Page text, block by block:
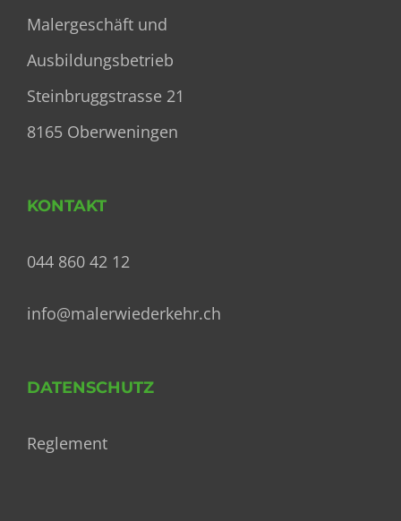
Malergeschäft und
Ausbildungsbetrieb
Steinbruggstrasse 21
8165 Oberweningen
KONTAKT
044 860 42 12
info@malerwiederkehr.ch
DATENSCHUTZ
Reglement